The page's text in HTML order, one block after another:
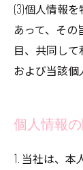
(3)個人情報
あって、そ
目、共同し
および当該
個人情報
1. 当社は、